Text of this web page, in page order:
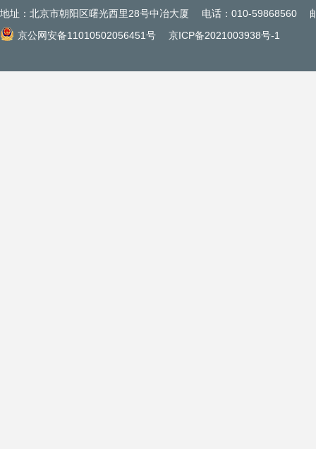
地址：北京市朝阳区曙光西里28号中冶大厦
电话：010-59868560
京公网安备11010502056451号
京ICP备2021003938号-1